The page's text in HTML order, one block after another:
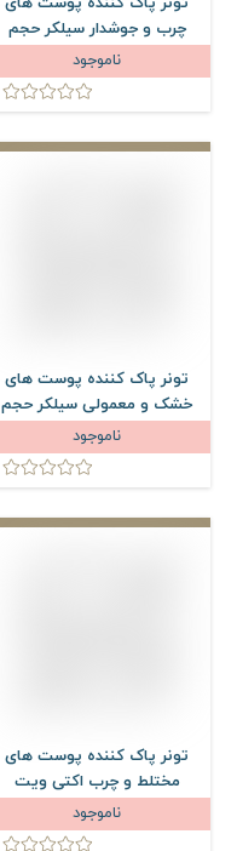
چرب و جوشدار سیلکر حجم
260 میلی لیترناموجود
تونر پاک کننده پوست های
خشک و معمولی سیلکر حجم
260 میلی لیترناموجود
تونر پاک کننده پوست های
مختلط و چرب اکتی ویت
ویتالیر حجم 200 میلی لیترناموجود